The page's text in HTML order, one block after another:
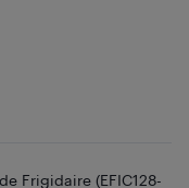
Frigidaire (EFIC128-